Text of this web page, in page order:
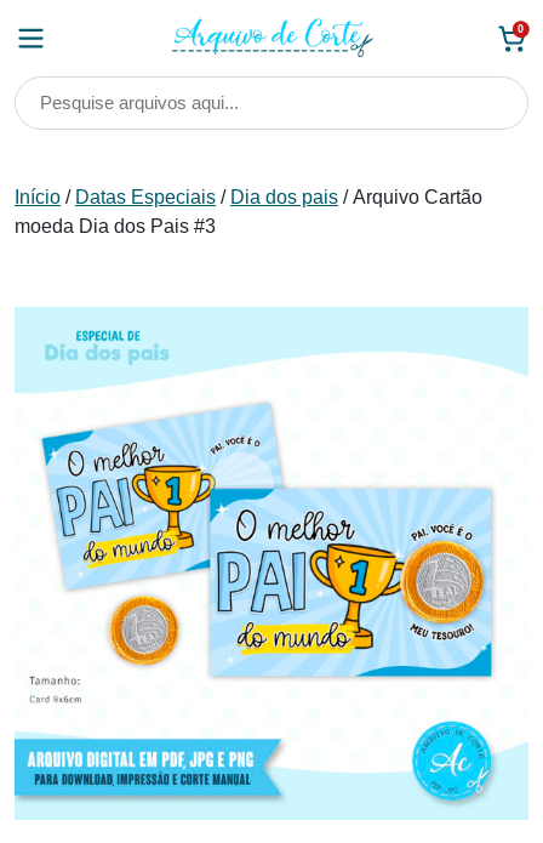
0
Início / Datas Especiais / Dia dos pais / Arquivo Cartão
moeda Dia dos Pais #3